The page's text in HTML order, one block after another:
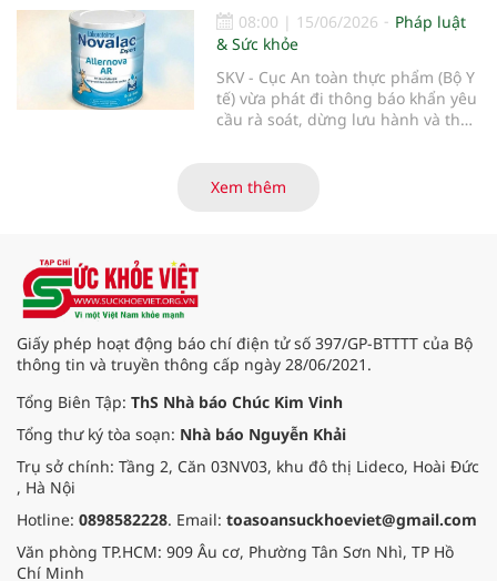
thuộc thương hiệu Nara Organics
tại thị trường Việt Nam nhằm bảo
vệ tuyệt đối sức khỏe người tiêu
dùng.
08:00 | 15/06/2026
Pháp luật
& Sức khỏe
SKV - Cục An toàn thực phẩm (Bộ Y
tế) vừa phát đi thông báo khẩn yêu
cầu rà soát, dừng lưu hành và thu
sản xuất sau khi ghi nhận nhiều
Xem thêm
Giấy phép hoạt động báo chí điện tử số 397/GP-BTTTT của Bộ
thông tin và truyền thông cấp ngày 28/06/2021.
Tổng Biên Tập: ThS Nhà báo Chúc Kim Vinh
Tổng thư ký tòa soạn: Nhà báo Nguyễn Khải
Trụ sở chính: Tầng 2, Căn 03NV03, khu đô thị Lideco, Hoài Đức
, Hà Nội
Hotline: 0898582228. Email: toasoansuckhoeviet@gmail.com
Văn phòng TP.HCM: 909 Âu cơ, Phường Tân Sơn Nhì, TP Hồ
Chí Minh